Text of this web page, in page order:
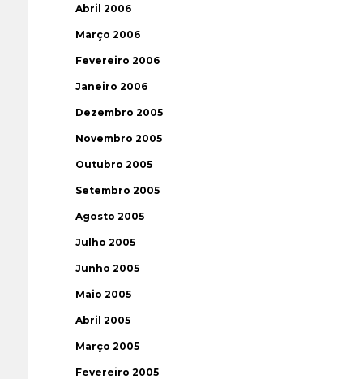
Abril 2006
Março 2006
Fevereiro 2006
Janeiro 2006
Dezembro 2005
Novembro 2005
Outubro 2005
Setembro 2005
Agosto 2005
Julho 2005
Junho 2005
Maio 2005
Abril 2005
Março 2005
Fevereiro 2005